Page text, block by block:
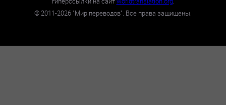
©2011-2026 "Мир переводов". Все права защищены.